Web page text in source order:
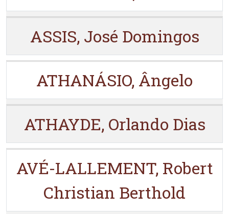
ASSIS, José Domingos
ATHANÁSIO, Ângelo
ATHAYDE, Orlando Dias
AVÉ-LALLEMENT, Robert
Christian Berthold